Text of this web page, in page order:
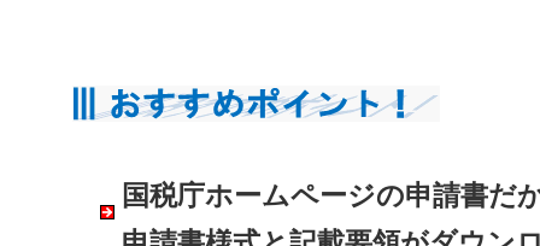
国税庁ホームページの申請書だ